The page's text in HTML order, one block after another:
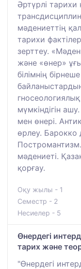
Әртүрлі
мәдениеттің
тарихи
зерттеу.
және «өнер»
білімнің
мүмкіндігін
мен өнері.
өрлеу. Барокко
Постромантизм.
мәдениеті.
қорғау.
Оқу жылы - 1
Семестр - 2
Несиелер - 5
Өнердегі
тарих және
"Өнердегі